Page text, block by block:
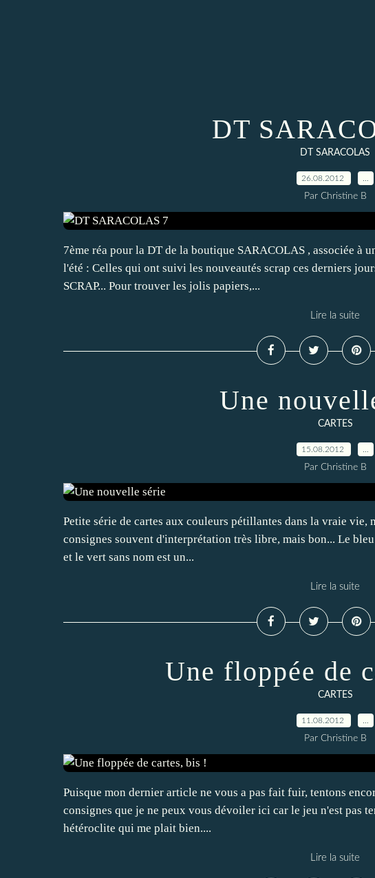
DT
DT SARACOLAS
26.08.2012
Par Christine B
7ème réa pour la DT de la boutique SARACOLAS , associée à
l'été : Celles qui ont suivi les nouveautés scrap ces derniers
SCRAP... Pour trouver les jolis papiers,...
Lire la suite
Une
CARTES
15.08.2012
Par Christine B
Petite série de cartes aux couleurs pétillantes dans la vraie vie,
consignes souvent d'interprétation très libre, mais bon... Le
et le vert sans nom est un...
Lire la suite
Une floppée de
CARTES
11.08.2012
Par Christine B
Puisque mon dernier article ne vous a pas fait fuir, tentons
consignes que je ne peux vous dévoiler ici car le jeu n'est pas
hétéroclite qui me plait bien....
Lire la suite